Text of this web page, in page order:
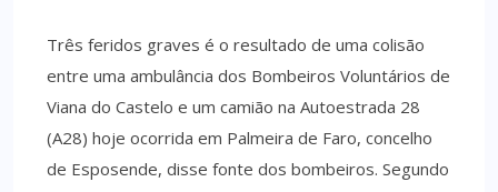
Três feridos graves é o resultado de uma colisão
entre uma ambulância dos Bombeiros Voluntários de
Viana do Castelo e um camião na Autoestrada 28
(A28) hoje ocorrida em Palmeira de Faro, concelho
de Esposende, disse fonte dos bombeiros. Segundo